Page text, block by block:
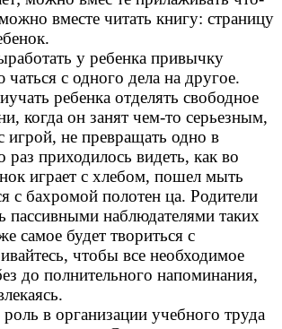
вместе читать книгу: страницу
у ребенка привычку
с одного дела на другое.
ребенка отделять свободное
когда он занят чем-то серьезным,
игрой, не превращать одно в
раз приходилось видеть, как во
играет с хлебом, пошел мыть
с бахромой полотен ца. Родители
наблюдателями таких
самое будет твориться с
чтобы все необходимое
до полнительного напоминания,
в организации учебного труда